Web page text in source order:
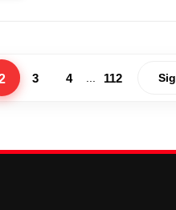
3 4 112